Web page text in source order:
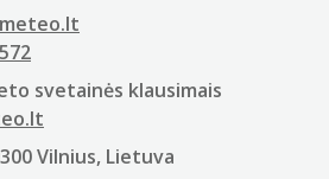
svetainės klausimais
Vilnius, Lietuva